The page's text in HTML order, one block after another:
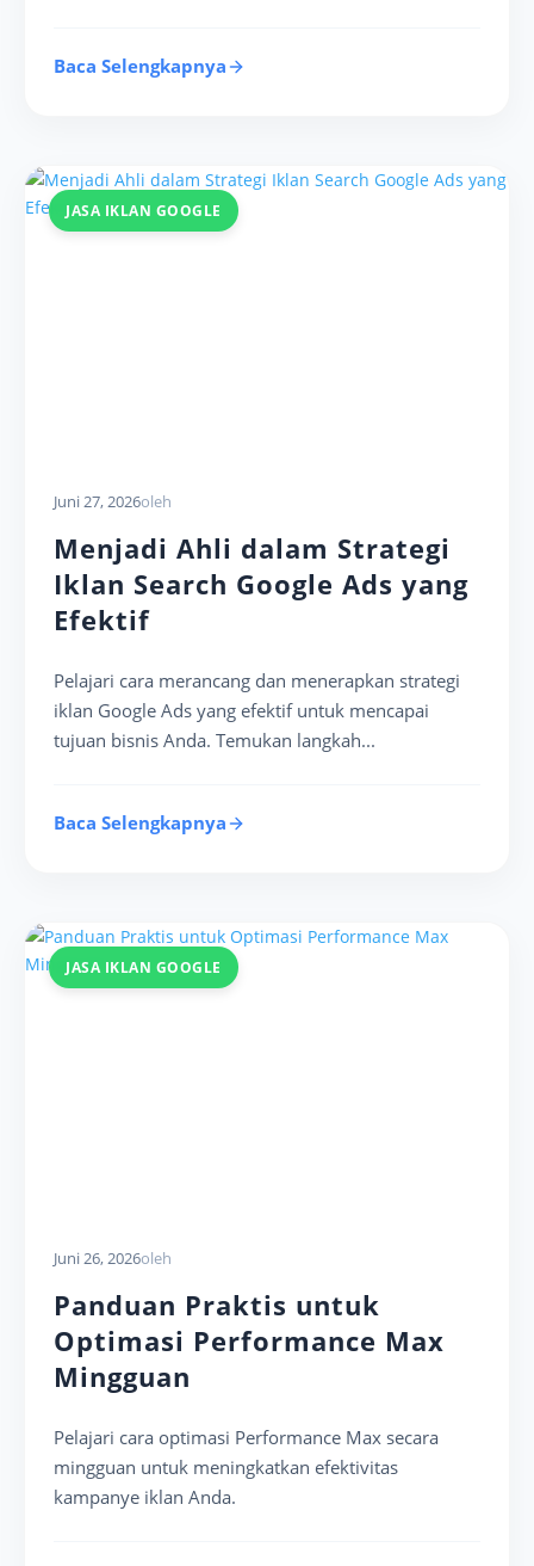
Baca Selengkapnya
JASA IKLAN GOOGLE
Juni 27, 2026oleh
Menjadi Ahli dalam Strategi
Iklan Search Google Ads yang
Efektif
Pelajari cara merancang dan menerapkan strategi
iklan Google Ads yang efektif untuk mencapai
tujuan bisnis Anda. Temukan langkah...
Baca Selengkapnya
JASA IKLAN GOOGLE
Juni 26, 2026oleh
Panduan Praktis untuk
Optimasi Performance Max
Mingguan
Pelajari cara optimasi Performance Max secara
mingguan untuk meningkatkan efektivitas
kampanye iklan Anda.